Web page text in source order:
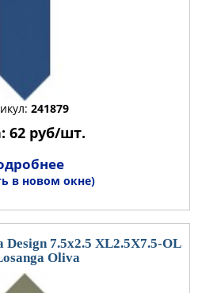
241879
62 руб/шт.
в новом окне)
7.5x2.5 XL2.5X7.5-OL
Oliva